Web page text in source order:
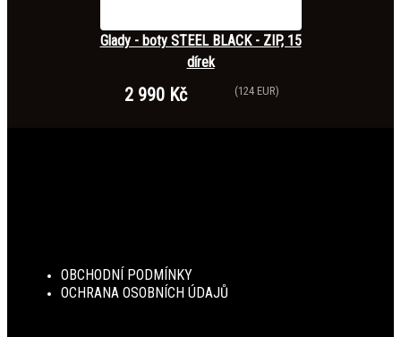
Glady - boty STEEL BLACK - ZIP, 15
dírek
2 990 Kč (124 EUR)
OBCHODNÍ PODMÍNKY
OCHRANA OSOBNÍCH ÚDAJŮ